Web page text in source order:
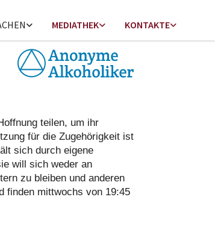
MEDIATHEK KONTAKTE
teilen, um ihr
für die Zugehörigkeit ist
sich durch eigene
will sich weder an
zu bleiben und anderen
finden mittwochs von 19:45